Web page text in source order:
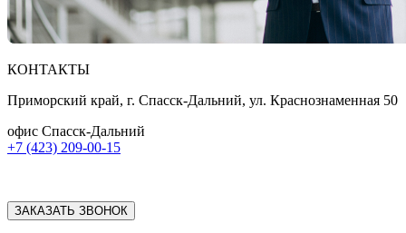
КОНТАКТЫ
Приморский край, г. Спасск-Дальний, ул. Краснознаменная 50
офис Спасск-Дальний
+7 (423) 209-00-15
ЗАКАЗАТЬ ЗВОНОК